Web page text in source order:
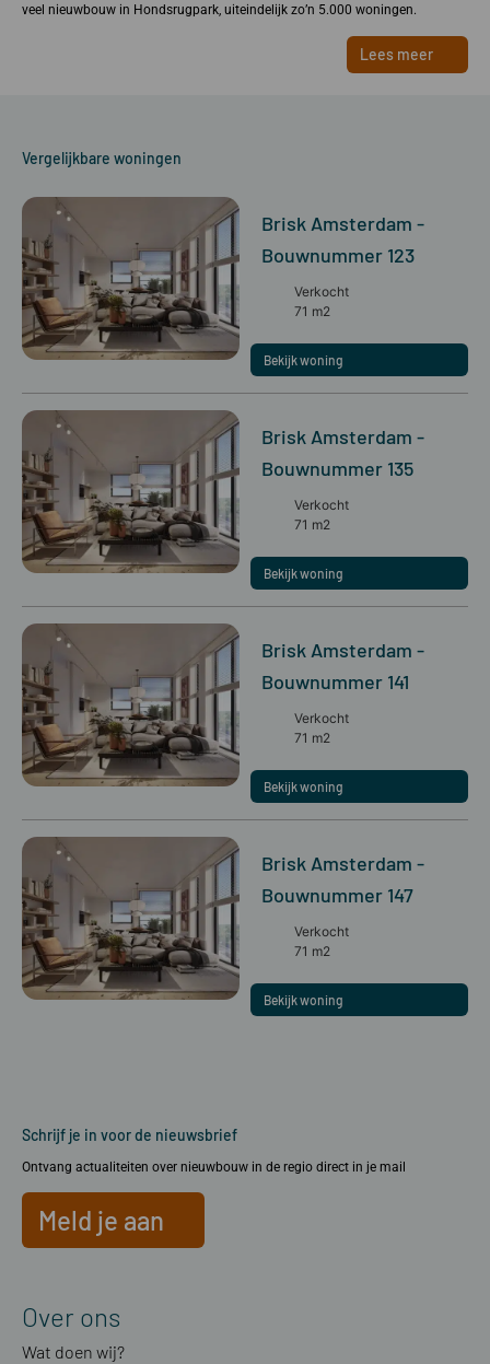
veel nieuwbouw in Hondsrugpark, uiteindelijk zo’n 5.000 woningen.
Lees meer
Vergelijkbare woningen
Brisk Amsterdam -
Bouwnummer 123
Verkocht
71 m2
Bekijk woning
Brisk Amsterdam -
Bouwnummer 135
Verkocht
71 m2
Bekijk woning
Brisk Amsterdam -
Bouwnummer 141
Verkocht
71 m2
Bekijk woning
Brisk Amsterdam -
Bouwnummer 147
Verkocht
71 m2
Bekijk woning
Schrijf je in voor de nieuwsbrief
Ontvang actualiteiten over nieuwbouw in de regio direct in je mail
Meld je aan
Over ons
Wat doen wij?